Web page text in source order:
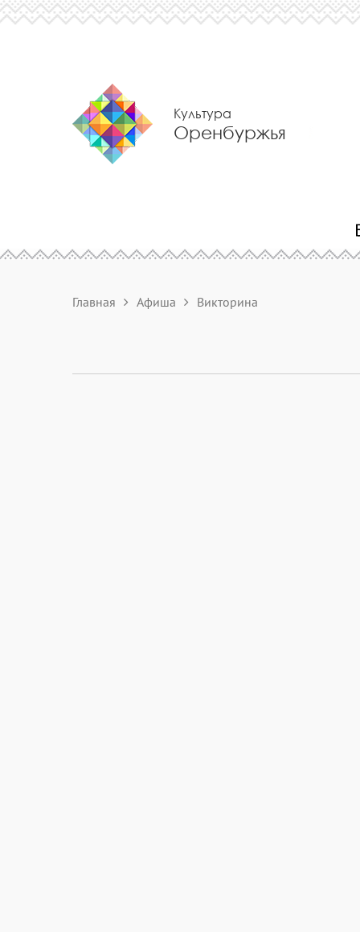
Культура
Оренбуржья
Главная Афиша Викторина